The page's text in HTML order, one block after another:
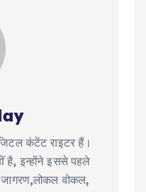
कंटेंट राइटर हैं।
है, इन्होंने इससे पहले
वोकल,